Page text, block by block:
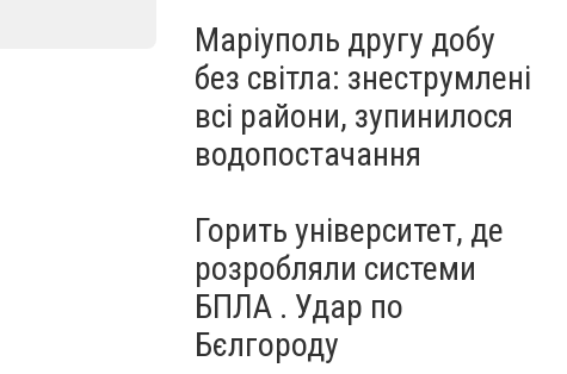
Маріуполь другу добу
без світла: знеструмлені
всі райони, зупинилося
водопостачання
Горить університет, де
розробляли системи
БПЛА . Удар по
Бєлгороду